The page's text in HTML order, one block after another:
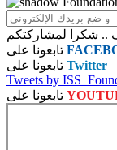
.. شكرا لمشاركتكم
Twitter
Tweets by